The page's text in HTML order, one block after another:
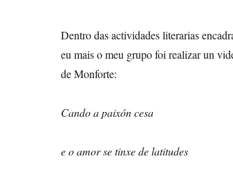
Dentro das actividades literarias
eu mais o meu grupo foi realizar un
de Monforte:
Cando a paixón cesa
e o amor se tinxe de latitudes